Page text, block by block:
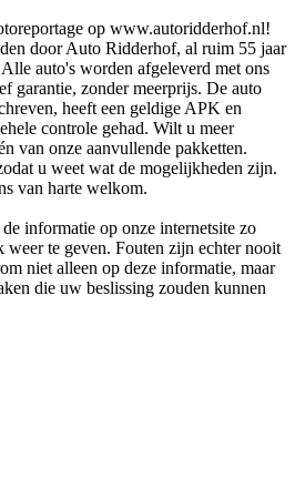
op www.autoridderhof.nl!
door Auto Ridderhof, al ruim 55 jaar
auto's worden afgeleverd met ons
garantie, zonder meerprijs. De auto
heeft een geldige APK en
controle gehad. Wilt u meer
van onze aanvullende pakketten.
u weet wat de mogelijkheden zijn.
van harte welkom.
informatie op onze internetsite zo
weer te geven. Fouten zijn echter nooit
niet alleen op deze informatie, maar
die uw beslissing zouden kunnen